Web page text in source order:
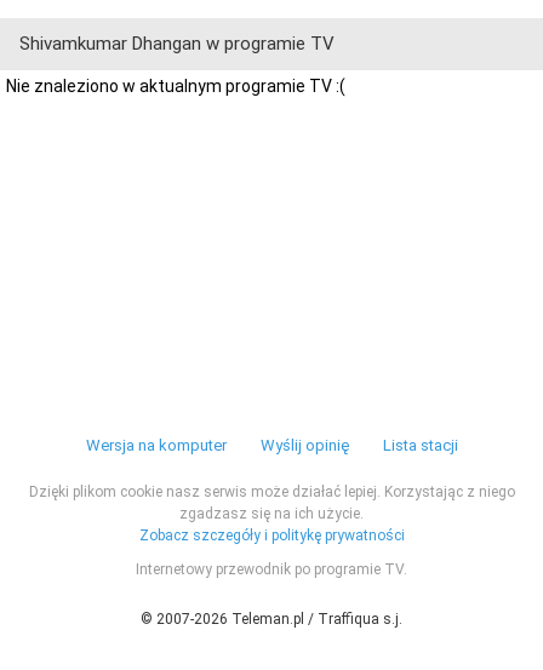
Shivamkumar Dhangan w programie TV
Nie znaleziono w aktualnym programie TV :(
Wersja na komputer Wyślij opinię Lista stacji
Dzięki plikom cookie nasz serwis może działać lepiej. Korzystając z niego
zgadzasz się na ich użycie.
Zobacz szczegóły i politykę prywatności
Internetowy przewodnik po programie TV.
© 2007-2026 Teleman.pl / Traffiqua s.j.